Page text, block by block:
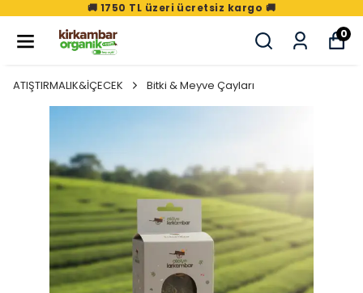
🚚 1750 TL üzeri ücretsiz kargo 🚚
0
ATIŞTIRMALIK&İÇECEK Bitki & Meyve Çayları